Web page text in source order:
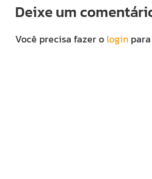
Deixe um
Você precisa fazer o login